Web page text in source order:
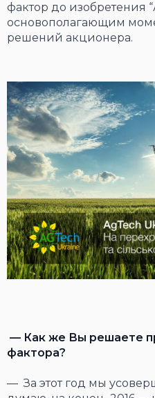
фактор до изобретения
основополагающим
решений акционера.
— Как же Вы решаете
фактора?
— За этот год мы